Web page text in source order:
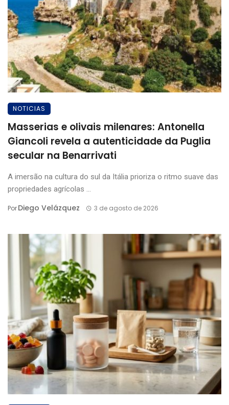
NOTICIAS
Masserias e olivais milenares: Antonella
Giancoli revela a autenticidade da Puglia
secular na Benarrivati
A imersão na cultura do sul da Itália prioriza o ritmo suave das
propriedades agrícolas ...
PorDiego Velázquez 3 de agosto de 2026